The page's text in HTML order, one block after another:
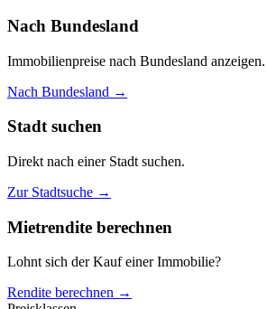
Nach Bundesland
Immobilienpreise nach Bundesland anzeigen.
Nach Bundesland →
Stadt suchen
Direkt nach einer Stadt suchen.
Zur Stadtsuche →
Mietrendite berechnen
Lohnt sich der Kauf einer Immobilie?
Rendite berechnen →